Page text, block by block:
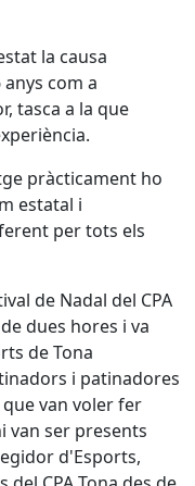
la causa
com a
tasca a la que
pràcticament ho
estatal i
per tots els
de Nadal del CPA
dues hores i va
de Tona
i patinadores
van voler fer
van ser presents
d'Esports,